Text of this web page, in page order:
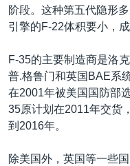
阶段。这种第五代隐形
引擎的F-22体积要小，成
F-35的主要制造商是洛
普.格鲁门和英国BAE系
在2001年被美国国防部
35原计划在2011年交货
到2016年。
除美国外，英国等一些